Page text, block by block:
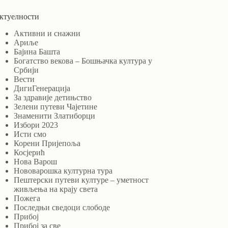
Активни и снажни
Ариље
Бајина Башта
Богатство векова – Бошњачка култура у
Србији
Вести
ДигиГенерација
За здравије детињство
Зелени путеви Чајетине
Знаменити Златиборци
Избори 2023
Исти смо
Корени Пријепоља
Косјерић
Нова Варош
Нововарошка културна тура
Пештерски путеви културе – уметност
живљења на крају света
Пожега
Последњи сведоци слободе
Прибој
Прибој за све